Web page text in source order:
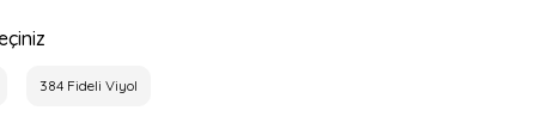
384 Fideli Viyol